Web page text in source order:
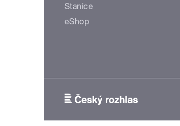
Stanice
eShop